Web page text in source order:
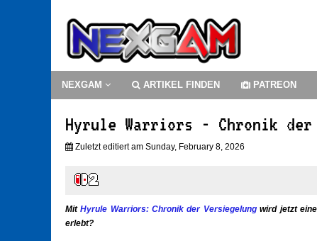
NEXGAM ARTIKEL FINDEN PATREON
Hyrule Warriors - Chronik der
Zuletzt editiert am Sunday, February 8, 2026
MitHyrule Warriors: Chronik der Versiegelungwird jetzt eine
erlebt?